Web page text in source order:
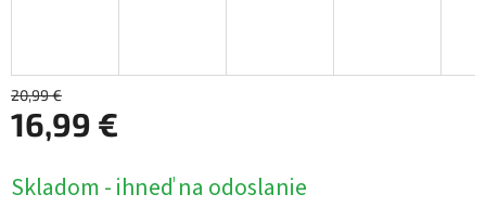
20,99 €
16,99 €
cena:
Skladom - ihneď na odoslanie